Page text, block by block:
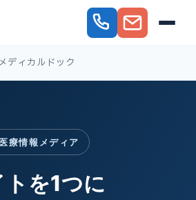
メディカルドック
療情報メディア
を1つに